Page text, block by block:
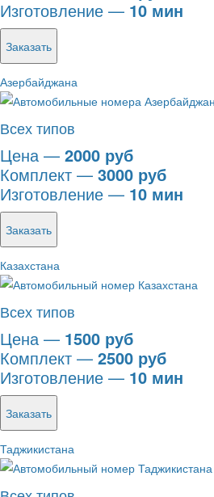
Изготовление — 10 мин
Заказать
Азербайджана
Всех типов
Цена — 2000 руб
Комплект — 3000 руб
Изготовление — 10 мин
Заказать
Казахстана
Всех типов
Цена — 1500 руб
Комплект — 2500 руб
Изготовление — 10 мин
Заказать
Таджикистана